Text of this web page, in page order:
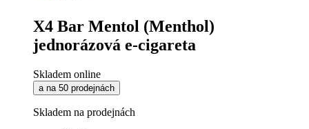
X4 Bar Mentol (Menthol)
jednorázová e-cigareta
Skladem online
a na 50 prodejnách
Skladem na prodejnách